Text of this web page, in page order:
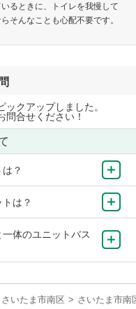
るときに、トイレを我慢して
そんなことも心配不要です。
クアップしました。
問合せください！
？
は？
体のユニットバス
さいたま市南区 > さいたま市南